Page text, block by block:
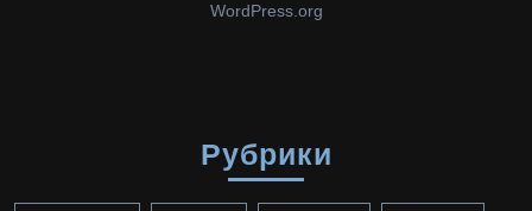
WordPress.org
Рубрики